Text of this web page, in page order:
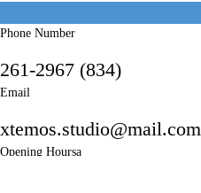
Phone Number
(834) 261-2967
Email
xtemos.studio@mail.com
Opening Hoursa